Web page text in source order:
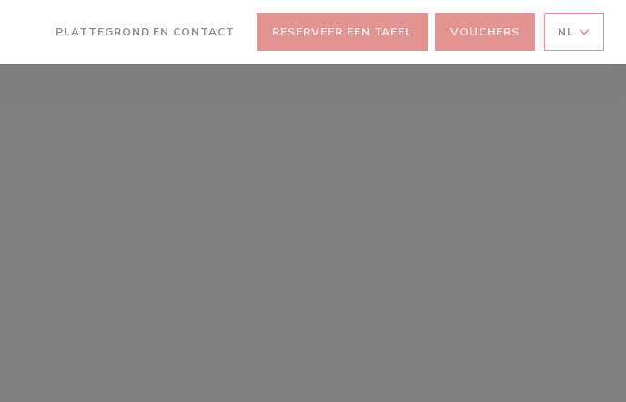
PLATTEGROND EN CONTACT RESERVEER EEN TAFEL VOUCHERS NL